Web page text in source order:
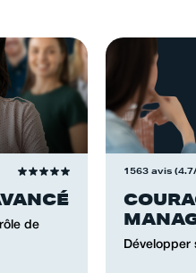
de
1563 avis
Développer